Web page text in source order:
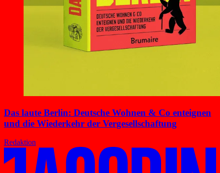
Das laute Berlin: Deutsche Wohnen & Co enteignen
und die Wiederkehr der Vergesellschaftung
Redaktion